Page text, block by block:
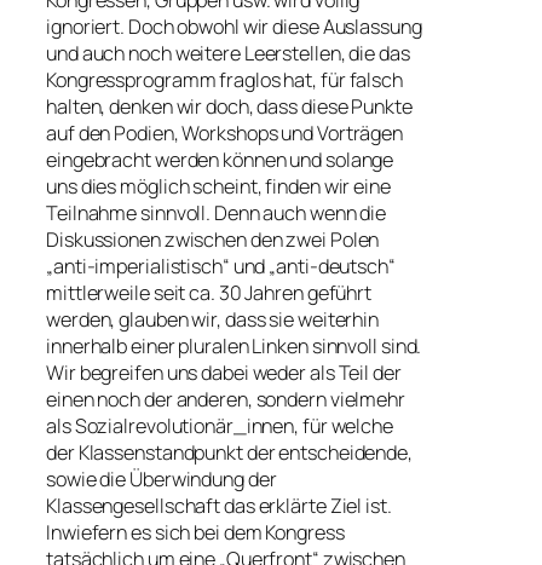
ignoriert. Doch obwohl wir diese Auslassung
und auch noch weitere Leerstellen, die das
Kongressprogramm fraglos hat, für falsch
halten, denken wir doch, dass diese Punkte
auf den Podien, Workshops und Vorträgen
eingebracht werden können und solange
uns dies möglich scheint, finden wir eine
Teilnahme sinnvoll. Denn auch wenn die
Diskussionen zwischen den zwei Polen
„anti-imperialistisch“ und „anti-deutsch“
mittlerweile seit ca. 30 Jahren geführt
werden, glauben wir, dass sie weiterhin
innerhalb einer pluralen Linken sinnvoll sind.
Wir begreifen uns dabei weder als Teil der
einen noch der anderen, sondern vielmehr
als Sozialrevolutionär_innen, für welche
der Klassenstandpunkt der entscheidende,
sowie die Überwindung der
Klassengesellschaft das erklärte Ziel ist.
Inwiefern es sich bei dem Kongress
tatsächlich um eine „Querfront“ zwischen